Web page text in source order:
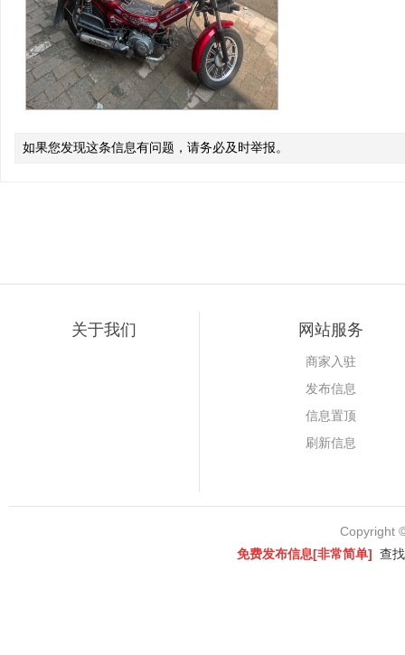
如果您发现这条信息有问题，请务必及时举报。
关于我们 网站服务
商家入驻
发布信息
信息置顶
刷新信息
Copyright
免费发布信息[非常简单] 查